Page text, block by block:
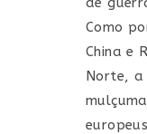
Como
China e
Norte,